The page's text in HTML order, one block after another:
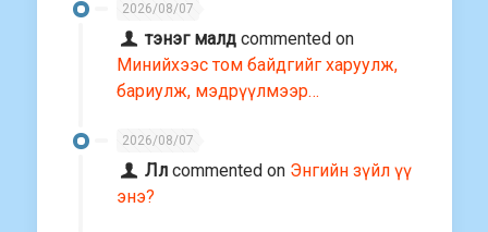
2026/08/07
тэнэг малд commented on
Минийхээс том байдгийг харуулж,
бариулж, мэдрүүлмээр…
2026/08/07
Лл commented on Энгийн зүйл үү
энэ?